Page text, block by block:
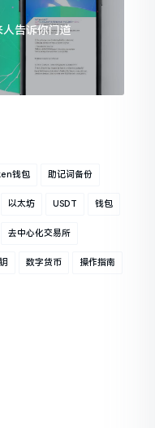
告诉你门道
钱包 助记词备份
以太坊 USDT 钱包
去中心化交易所
数字货币 操作指南